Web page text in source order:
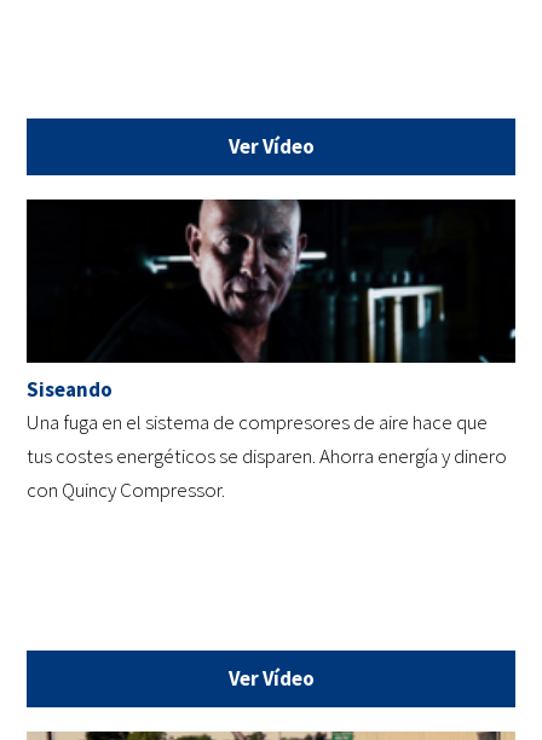
Ver Vídeo
Siseando
Una fuga en el sistema de compresores de aire hace que
tus costes energéticos se disparen. Ahorra energía y dinero
con Quincy Compressor.
Ver Vídeo